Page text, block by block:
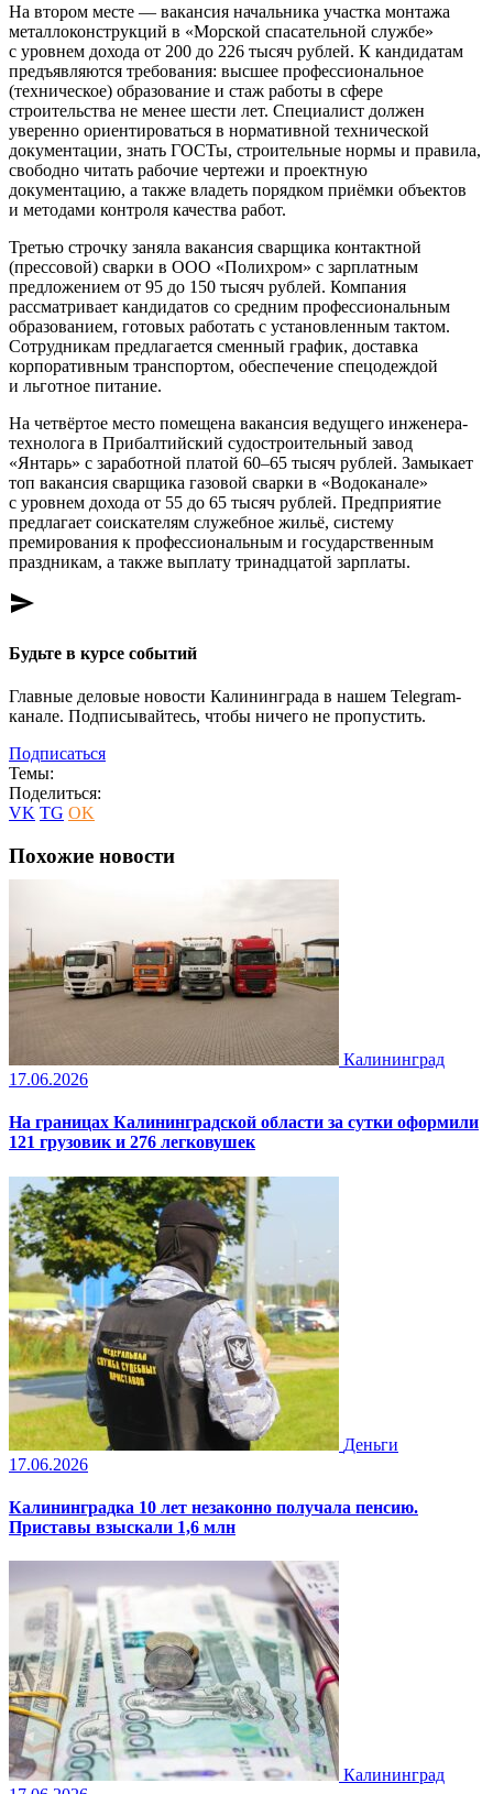
На втором месте — вакансия начальника участка монтажа
металлоконструкций в «Морской спасательной службе»
с уровнем дохода от 200 до 226 тысяч рублей. К кандидатам
предъявляются требования: высшее профессиональное
(техническое) образование и стаж работы в сфере
строительства не менее шести лет. Специалист должен
уверенно ориентироваться в нормативной технической
документации, знать ГОСТы, строительные нормы и правила,
свободно читать рабочие чертежи и проектную
документацию, а также владеть порядком приёмки объектов
и методами контроля качества работ.
Третью строчку заняла вакансия сварщика контактной
(прессовой) сварки в ООО «Полихром» с зарплатным
предложением от 95 до 150 тысяч рублей. Компания
рассматривает кандидатов со средним профессиональным
образованием, готовых работать с установленным тактом.
Сотрудникам предлагается сменный график, доставка
корпоративным транспортом, обеспечение спецодеждой
и льготное питание.
На четвёртое место помещена вакансия ведущего инженера-
технолога в Прибалтийский судостроительный завод
«Янтарь» с заработной платой 60–65 тысяч рублей. Замыкает
топ вакансия сварщика газовой сварки в «Водоканале»
с уровнем дохода от 55 до 65 тысяч рублей. Предприятие
предлагает соискателям служебное жильё, систему
премирования к профессиональным и государственным
праздникам, а также выплату тринадцатой зарплаты.
send
Будьте в курсе событий
Главные деловые новости Калининграда в нашем Telegram-
канале. Подписывайтесь, чтобы ничего не пропустить.
Подписаться
Темы:
Поделиться:
VK TG OK
Похожие новости
Калининград
17.06.2026
На границах Калининградской области за сутки оформили
121 грузовик и 276 легковушек
Деньги
17.06.2026
Калининградка 10 лет незаконно получала пенсию.
Приставы взыскали 1,6 млн
Калининград